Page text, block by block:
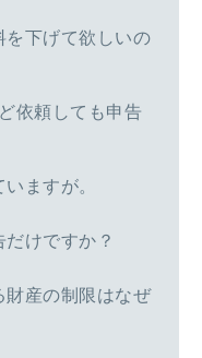
を下げて欲しいの
依頼しても申告
ますが。
けですか？
財産の制限はなぜ